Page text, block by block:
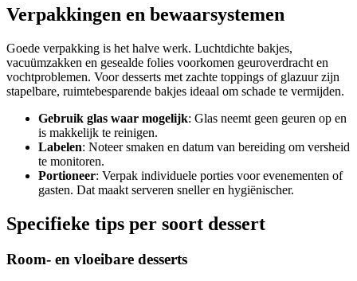
Verpakkingen en bewaarsystemen
Goede verpakking is het halve werk. Luchtdichte bakjes,
vacuümzakken en gesealde folies voorkomen geuroverdracht en
vochtproblemen. Voor desserts met zachte toppings of glazuur zijn
stapelbare, ruimtebesparende bakjes ideaal om schade te vermijden.
Gebruik glas waar mogelijk: Glas neemt geen geuren op en
is makkelijk te reinigen.
Labelen: Noteer smaken en datum van bereiding om versheid
te monitoren.
Portioneer: Verpak individuele porties voor evenementen of
gasten. Dat maakt serveren sneller en hygiënischer.
Specifieke tips per soort dessert
Room- en vloeibare desserts